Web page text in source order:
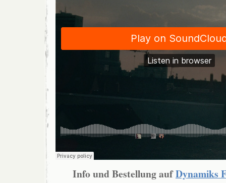
Info und Bestellung aufDynamiks